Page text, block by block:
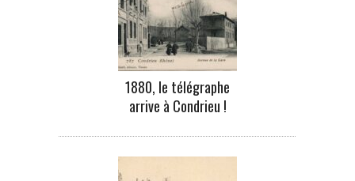
1880, le télégraphe
arrive à Condrieu !